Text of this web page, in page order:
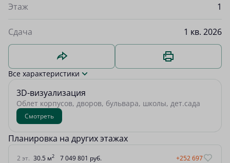
Этаж 1
Сдача 1 кв. 2026
Все характеристики
3D-визуализация
Облет корпусов, дворов, бульвара, школы, дет.сада
Смотреть
Планировка на других этажах
2 эт. 30.5 м2 7 049 801 руб. +252 697